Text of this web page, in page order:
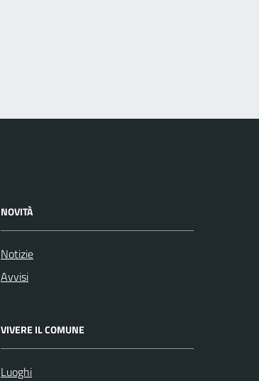
NOVITÀ
Notizie
Avvisi
VIVERE IL COMUNE
Luoghi